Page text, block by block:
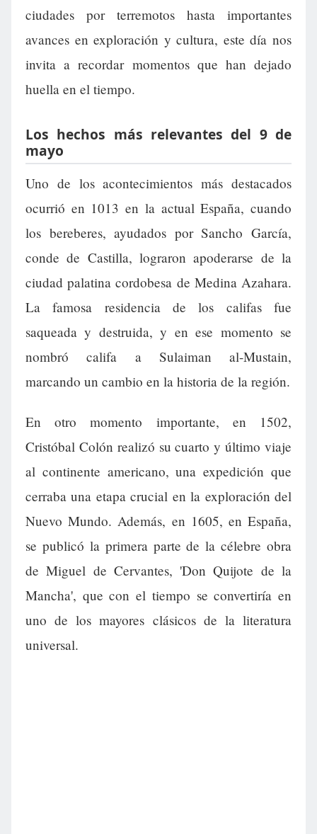
ciudades por terremotos hasta importantes
avances en exploración y cultura, este día nos
invita a recordar momentos que han dejado
huella en el tiempo.
Los hechos más relevantes del 9 de
mayo
Uno de los acontecimientos más destacados
ocurrió en 1013 en la actual España, cuando
los bereberes, ayudados por Sancho García,
conde de Castilla, lograron apoderarse de la
ciudad palatina cordobesa de Medina Azahara.
La famosa residencia de los califas fue
saqueada y destruida, y en ese momento se
nombró califa a Sulaiman al-Mustain,
marcando un cambio en la historia de la región.
En otro momento importante, en 1502,
Cristóbal Colón realizó su cuarto y último viaje
al continente americano, una expedición que
cerraba una etapa crucial en la exploración del
Nuevo Mundo. Además, en 1605, en España,
se publicó la primera parte de la célebre obra
de Miguel de Cervantes, 'Don Quijote de la
Mancha', que con el tiempo se convertiría en
uno de los mayores clásicos de la literatura
universal.